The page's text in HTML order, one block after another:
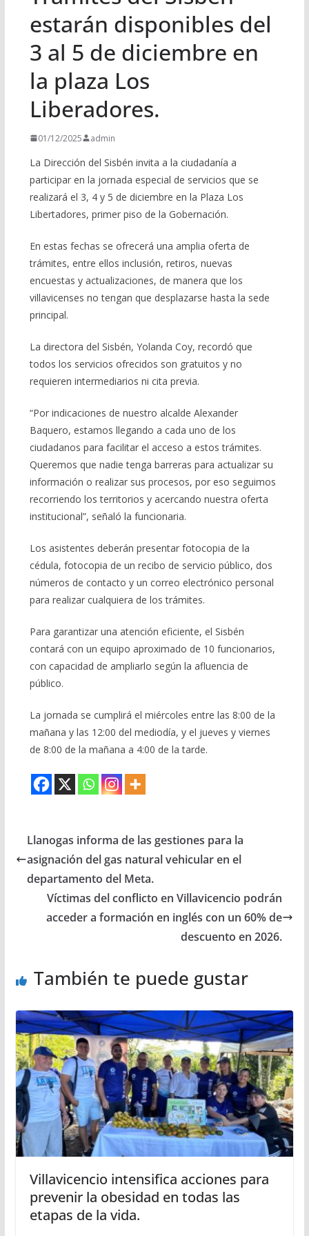
estarán disponibles del
3 al 5 de diciembre en
la plaza Los
Liberadores.
01/12/2025 admin
La Dirección del Sisbén invita a la ciudadanía a
participar en la jornada especial de servicios que se
realizará el 3, 4 y 5 de diciembre en la Plaza Los
Libertadores, primer piso de la Gobernación.
En estas fechas se ofrecerá una amplia oferta de
trámites, entre ellos inclusión, retiros, nuevas
encuestas y actualizaciones, de manera que los
villavicenses no tengan que desplazarse hasta la sede
principal.
La directora del Sisbén, Yolanda Coy, recordó que
todos los servicios ofrecidos son gratuitos y no
requieren intermediarios ni cita previa.
“Por indicaciones de nuestro alcalde Alexander
Baquero, estamos llegando a cada uno de los
ciudadanos para facilitar el acceso a estos trámites.
Queremos que nadie tenga barreras para actualizar su
información o realizar sus procesos, por eso seguimos
recorriendo los territorios y acercando nuestra oferta
institucional”, señaló la funcionaria.
Los asistentes deberán presentar fotocopia de la
cédula, fotocopia de un recibo de servicio público, dos
números de contacto y un correo electrónico personal
para realizar cualquiera de los trámites.
Para garantizar una atención eficiente, el Sisbén
contará con un equipo aproximado de 10 funcionarios,
con capacidad de ampliarlo según la afluencia de
público.
La jornada se cumplirá el miércoles entre las 8:00 de la
mañana y las 12:00 del mediodía, y el jueves y viernes
de 8:00 de la mañana a 4:00 de la tarde.
Llanogas informa de las gestiones para la
asignación del gas natural vehicular en el
departamento del Meta.
Víctimas del conflicto en Villavicencio podrán
acceder a formación en inglés con un 60% de
descuento en 2026.
También te puede gustar
Villavicencio intensifica acciones para
prevenir la obesidad en todas las
etapas de la vida.